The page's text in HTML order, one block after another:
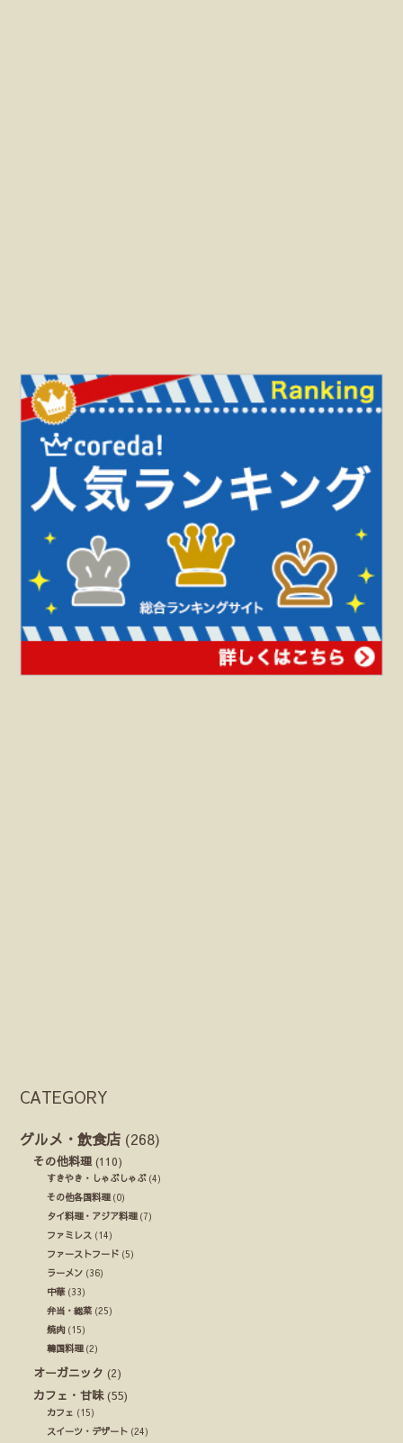
CATEGORY
グルメ・飲食店 (268)
その他料理 (110)
すきやき・しゃぶしゃぶ(4)
その他各国料理(0)
タイ料理・アジア料理(7)
ファミレス (14)
ファーストフード (5)
ラーメン (36)
中華(33)
弁当・総菜 (25)
焼肉 (15)
韓国料理(2)
オーガニック (2)
カフェ・甘味(55)
カフェ (15)
スイーツ・デザート (24)